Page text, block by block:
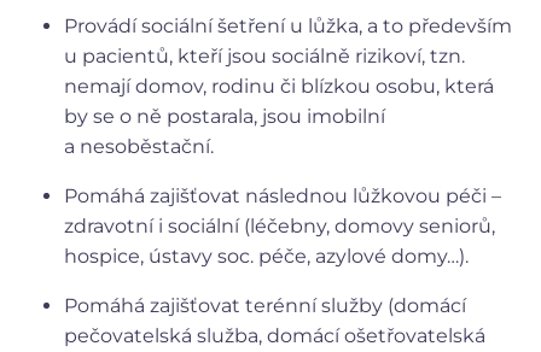
Provádí sociální šetření u lůžka, a to především
u pacientů, kteří jsou sociálně rizikoví, tzn.
nemají domov, rodinu či blízkou osobu, která
by se o ně postarala, jsou imobilní
a nesoběstační.
Pomáhá zajišťovat následnou lůžkovou péči –
zdravotní i sociální (léčebny, domovy seniorů,
hospice, ústavy soc. péče, azylové domy…).
Pomáhá zajišťovat terénní služby (domácí
pečovatelská služba, domácí ošetřovatelská